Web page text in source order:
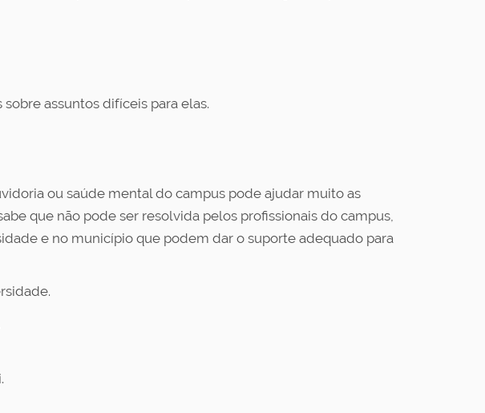
assuntos difíceis para elas.
ou saúde mental do campus pode ajudar muito as
que não pode ser resolvida pelos profissionais do campus,
e no município que podem dar o suporte adequado para